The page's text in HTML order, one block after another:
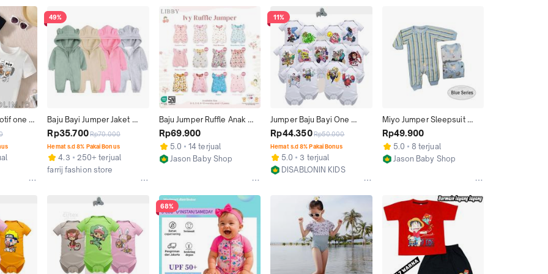
one
10thn
anak
Katun
49%
Baju Bayi Jumper Jaket
Bodysuit One-Piece Usia 0-
9 Bulan Perempuan Katun
Hewan Lengan Laki-Laki
Rp35.700Rp70.000
Hemat s.d 8% Pakai Bonus
4.3
250+ terjual
farrij fashion store
Baju Jumper Ruffle Anak
Bayi Newborn - Cotton
Bodysuit Baby One-Piece
Baju Terusan Anak Bayi
Rp69.900
5.0
14 terjual
Jason Baby Shop
11%
Jumper Baju Bayi One
Piece x Spongebob
Terbaru Romper Baby Usia
Newborn 0 - 12 Bulan
Rp44.350Rp50.000
Hemat s.d 8% Pakai Bonus
5.0
3 terjual
DISABLONIN KIDS
Miyo Jumper Sleepsuit
Bodysuit One-Piece Baju
Kodok Terusan Anak Bayi
Newborn Katun Lengan
Panjang Perempuan dan
Rp49.900
5.0
8 terjual
Jason Baby Shop
68%